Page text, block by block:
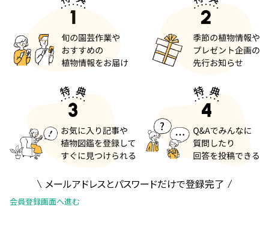
メールアドレスとパスワードだけで登録完了
会員登録画面へ進む